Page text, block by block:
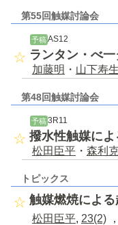
第55回触媒討論会
予稿 AS12
ランタン・べ
加藤明 ・ 山下寿生
第48回触媒討論会
予稿 3R11
撥水性触媒に
松田臣平 ・ 森利
トピックス
触媒燃焼による
松田臣平, 23(2)